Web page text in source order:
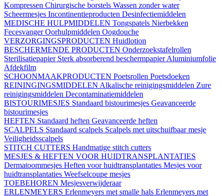
Kompressen Chirurgische borstels Wassen zonder water
Scheermesjes Incontinentieproducten Desinfectiemiddelen
MEDISCHE HULPMIDDELEN Tongspatels Nierbekken
FecesvangerOorhulpmiddelen Oogdouche
VERZORGINGSPRODUCTEN Huidlotion
BESCHERMENDE PRODUCTEN Onderzoekstafelrollen
Sterilisatiepapier Sterk absorberend beschermpapierAluminiumfolie
Afdekfilm
SCHOONMAAKPRODUCTEN Poetsrollen Poetsdoeken
REININGINGSMIDDELEN Alkalische reinigingsmiddelen Zure
reinigingsmiddelen Decontaminatiemiddelen
BISTOURIMESJES Standaard bistourimesjes Geavanceerde
bistourimesjes
HEFTEN Standaard heften Geavanceerde heften
SCALPELS Standaard scalpels Scalpels met uitschuifbaar mesje
Veiligheidsscalpels
STITCH CUTTERS Handmatige stitch cutters
MESJES & HEFTEN VOOR HUIDTRANSPLANTATIES
Dermatoommesjes Heften voor huidtransplantaties Mesjes voor
huidtransplantaties Weefselcoupe mesjes
TOEBEHOREN Mesjesverwijderaar
ERLENMEYERS Erlenmeyers met smalle hals Erlenmeyers met